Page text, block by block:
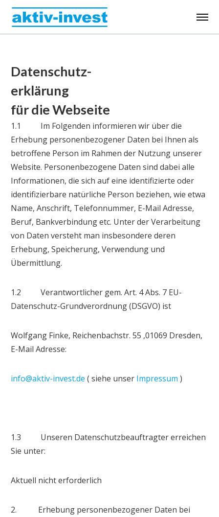
Datenschutz-
erklärung
für die Webseite
1.1 Im Folgenden informieren wir über die
Erhebung personenbezogener Daten bei Ihnen als
betroffene Person im Rahmen der Nutzung unserer
Website. Personenbezogene Daten sind dabei alle
Informationen, die sich auf eine identifizierte oder
identifizierbare natürliche Person beziehen, wie etwa
Name, Anschrift, Telefonnummer, E-Mail Adresse,
Beruf, Bankverbindung etc. Unter der Verarbeitung
von Daten versteht man insbesondere deren
Erhebung, Speicherung, Verwendung und
Übermittlung.
1.2 Verantwortlicher gem. Art. 4 Abs. 7 EU-
Datenschutz-Grundverordnung (DSGVO) ist
Wolfgang Finke, Reichenbachstr. 55 ,01069 Dresden,
E-Mail Adresse:
info@aktiv-invest.de ( siehe unser Impressum )
1.3 Unseren Datenschutzbeauftragter erreichen
Sie unter:
Aktuell nicht erforderlich
2. Erhebung personenbezogener Daten bei